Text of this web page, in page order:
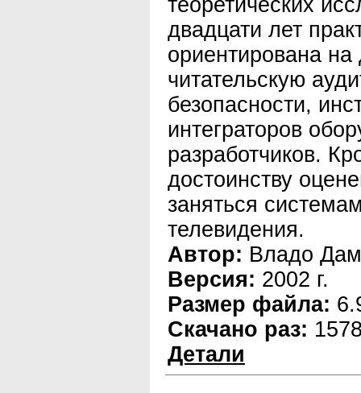
теоретических
двадцати лет
ориентирована
читательскую
безопасности,
интеграторов
разработчиков.
достоинству
заняться
телевидения.
Автор: Владо
Версия: 2002 г.
Размер файла:
Скачано раз:
Детали